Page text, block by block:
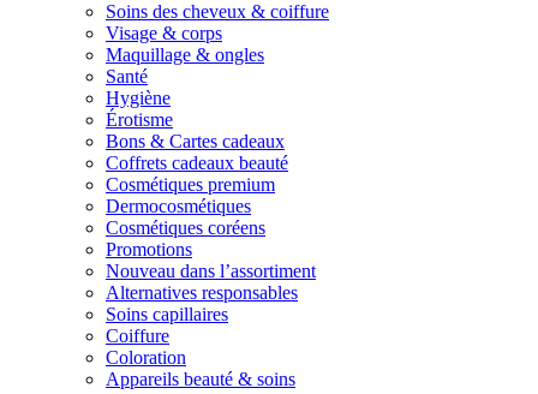
Soins des cheveux & coiffure
Visage & corps
Maquillage & ongles
Santé
Hygiène
Érotisme
Bons & Cartes cadeaux
Coffrets cadeaux beauté
Cosmétiques premium
Dermocosmétiques
Cosmétiques coréens
Promotions
Nouveau dans l’assortiment
Alternatives responsables
Soins capillaires
Coiffure
Coloration
Appareils beauté & soins